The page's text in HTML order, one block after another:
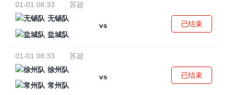
01-01 08:33
苏超
无锡队
vs
盐城队
已结束
01-01 08:33
苏超
徐州队
vs
常州队
已结束